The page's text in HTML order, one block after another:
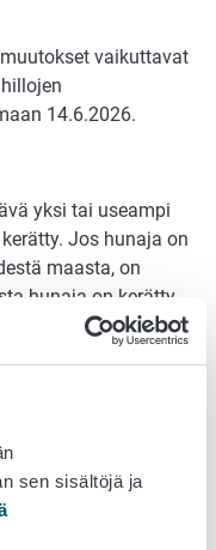
sen sisältöjä ja
vaikuttavat
14.6.2026.
yksi tai useampi
Jos hunaja on
maasta, on
hunaja on kerätty,
alenevassa
olevan
nousee 45 g/100
voi vähentää